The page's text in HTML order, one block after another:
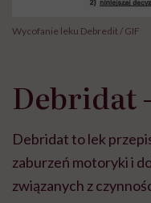
Wycofanie leku Debredit / GIF
Debridat
Debridat to lek
zaburzeń motoryki i
związanych z